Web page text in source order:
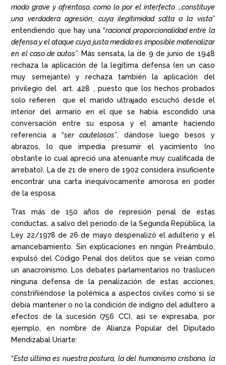
modo grave y afrentoso, como lo por el interfecto…constituye
una verdadera agresión, cuya ilegitimidad salta a la vista”
entendiendo que hay una “racional proporcionalidad entre la
defensa y el ataque cuya justa medida es imposible materializar
en el caso de autos”. Más sensata, la de 9 de junio de 1948
rechaza la aplicación de la legítima defensa (en un caso
muy semejante) y rechaza también la aplicación del
privilegio del art. 428 , puesto que los hechos probados
solo refieren que el marido ultrajado escuchó desde el
interior del armario en el que se había escondido una
conversación entre su esposa y el amante haciendo
referencia a “ser cautelosos”, dándose luego besos y
abrazos, lo que impedía presumir el yacimiento (no
obstante lo cual apreció una atenuante muy cualificada de
arrebato). La de 21 de enero de 1902 considera insuficiente
encontrar una carta inequívocamente amorosa en poder
de la esposa.
Tras más de 150 años de represión penal de estas
conductas, a salvo del periodo de la Segunda República, la
Ley 22/1978 de 26 de mayo despenalizó el adulterio y el
amancebamiento. Sin explicaciones en ningún Preámbulo,
expulsó del Código Penal dos delitos que se veían como
un anacroinismo. Los debates parlamentarios no traslucen
ninguna defensa de la penalización de estas acciones,
constriñiéndose la polémica a aspectos civiles como si se
debía mantener o no la condición de indigno del adultero a
efectos de la sucesión (756 CC), así se expresaba, por
ejemplo, en nombre de Alianza Popular del Diputado
Mendizabal Uriarte:
“Esta última es nuestra postura, la del humanismo cristiano, la